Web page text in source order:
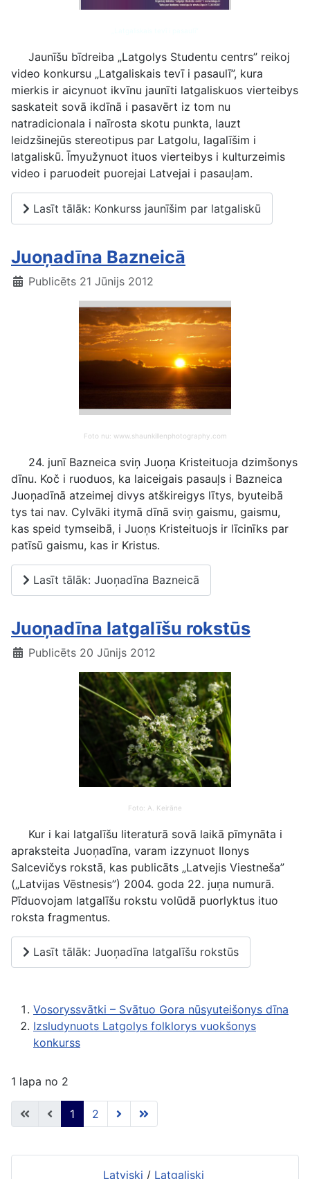
Jaunīšu bīdreiba „Latgolys Studentu centrs” reikoj
video konkursu „Latgaliskais tevī i pasaulī”, kura
mierkis ir aicynuot ikvīnu jaunīti latgaliskuos vierteibys
saskateit sovā ikdīnā i pasavērt iz tom nu
natradicionala i naīrosta skotu punkta, lauzt
leidzšinejūs stereotipus par Latgolu, lagalīšim i
latgaliskū. Īmyužynuot ituos vierteibys i kulturzeimis
video i paruodeit puorejai Latvejai i pasauļam.
Lasīt tālāk: Konkurss jaunīšim par latgaliskū
Juoņadīna Bazneicā
Publicēts 21 Jūnijs 2012
Foto nu: www.shaunkillenphotography.com
24. junī Bazneica sviņ Juoņa Kristeituoja dzimšonys
dīnu. Koč i ruoduos, ka laiceigais pasauļs i Bazneica
Juoņadīnā atzeimej divys atškireigys lītys, byuteibā
tys tai nav. Cylvāki itymā dīnā sviņ gaismu, gaismu,
kas speid tymseibā, i Juoņs Kristeituojs ir līcinīks par
patīsū gaismu, kas ir Kristus.
Lasīt tālāk: Juoņadīna Bazneicā
Juoņadīna latgalīšu rokstūs
Publicēts 20 Jūnijs 2012
Foto: A. Keirāne
Kur i kai latgalīšu literaturā sovā laikā pīmynāta i
apraksteita Juoņadīna, varam izzynuot Ilonys
Salcevičys rokstā, kas publicāts „Latvejis Viestneša”
(„Latvijas Vēstnesis”) 2004. goda 22. juņa numurā.
Pīduovojam latgalīšu rokstu volūdā puorlyktus ituo
roksta fragmentus.
Lasīt tālāk: Juoņadīna latgalīšu rokstūs
Vosoryssvātki – Svātuo Gora nūsyuteišonys dīna
Izsludynuots Latgolys folklorys vuokšonys
konkurss
1 lapa no 2
1 2
Latviski / Latgaliski